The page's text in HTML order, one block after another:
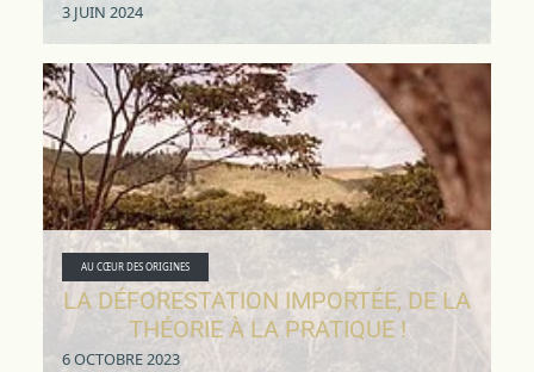
3 JUIN 2024
AU CŒUR DES ORIGINES
LA DÉFORESTATION IMPORTÉE, DE LA
THÉORIE À LA PRATIQUE !
6 OCTOBRE 2023